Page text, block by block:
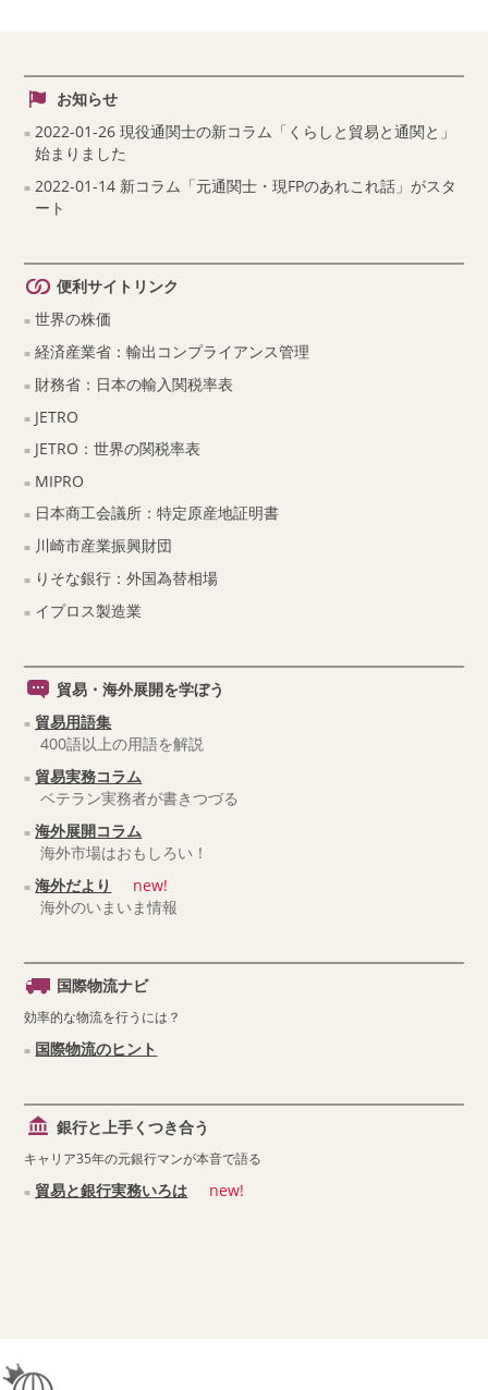
お知らせ
2022-01-26 現役通関士の新コラム「くらしと貿易と通関と」
始まりました
2022-01-14 新コラム「元通関士・現FPのあれこれ話」がスタ
ート
便利サイトリンク
世界の株価
経済産業省：輸出コンプライアンス管理
財務省：日本の輸入関税率表
JETRO
JETRO：世界の関税率表
MIPRO
日本商工会議所：特定原産地証明書
川崎市産業振興財団
りそな銀行：外国為替相場
イプロス製造業
貿易・海外展開を学ぼう
貿易用語集
400語以上の用語を解説
貿易実務コラム
ベテラン実務者が書きつづる
海外展開コラム
海外市場はおもしろい！
海外だより
new!
海外のいまいま情報
国際物流ナビ
効率的な物流を行うには？
国際物流のヒント
銀行と上手くつき合う
キャリア35年の元銀行マンが本音で語る
貿易と銀行実務いろは new!